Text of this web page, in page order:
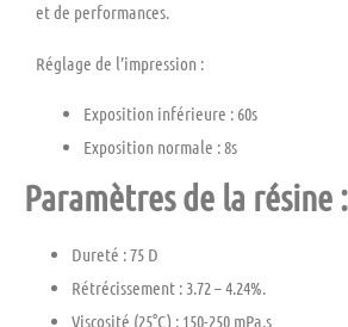
et de performances.
Réglage de l’impression :
Exposition inférieure : 60s
Exposition normale : 8s
Paramètres de la résine :
Dureté : 75 D
Rétrécissement : 3.72 – 4.24%.
Viscosité (25°C) : 150-250 mPa.s